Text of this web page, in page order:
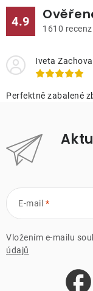
4.9 1610
Iveta
Perfektně zabalené
E-mail
Vložením e-mailu
údajů